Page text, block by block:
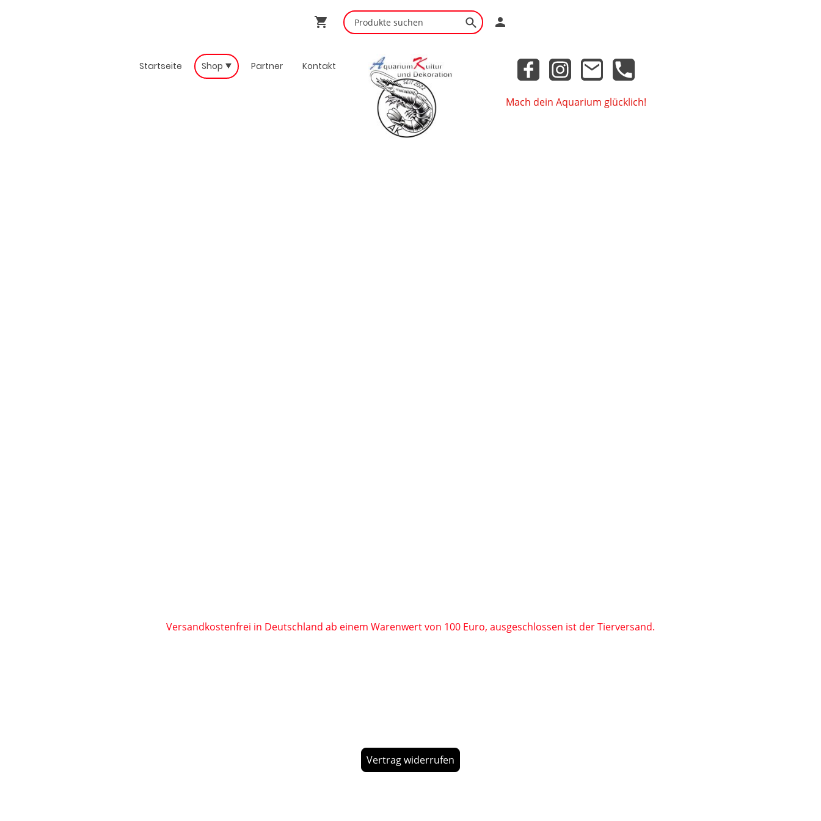
Startseite Shop Partner Kontakt
Mach dein Aquarium glücklich!
Versandkostenfrei in Deutschland ab einem Warenwert von 100 Euro, ausgeschlossen ist der Tierversand.
Vertrag widerrufen